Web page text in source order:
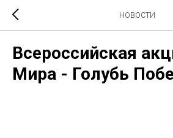
НОВОСТИ
Всероссийская
Мира - Голубь